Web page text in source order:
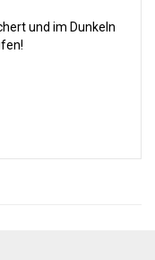
und im Dunkeln